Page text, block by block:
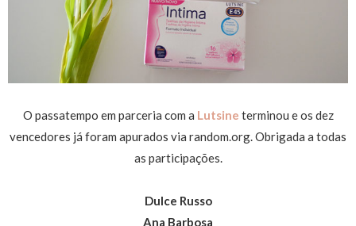
O passatempo em parceria com a Lutsine terminou e os dez
vencedores já foram apurados via random.org. Obrigada a todas
as participações.
Dulce Russo
Ana Barbosa